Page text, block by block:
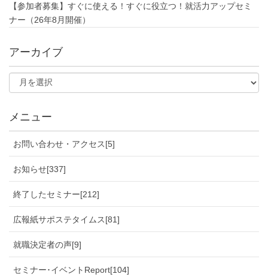
【参加者募集】すぐに使える！すぐに役立つ！就活力アップセミ
ナー（26年8月開催）
アーカイブ
メニュー
お問い合わせ・アクセス[5]
お知らせ[337]
終了したセミナー[212]
広報紙サポステタイムス[81]
就職決定者の声[9]
セミナー･イベントReport[104]